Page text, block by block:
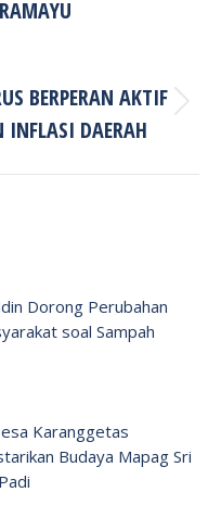
BERPERAN AKTIF
INFLASI DAERAH
Dorong Perubahan
soal Sampah
Karanggetas
Budaya Mapag Sri